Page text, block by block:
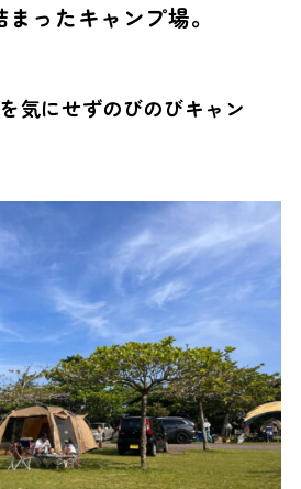
まったキャンプ場。
気にせずのびのびキャン